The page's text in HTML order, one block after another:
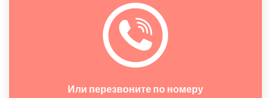
Или перезвоните по номеру